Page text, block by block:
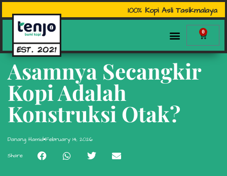
100% Kopi Asli Tasikmalaya
0
Asamnya Secangkir
Kopi Adalah
Konstruksi Otak?
Danang Hamid February 14, 2026
Share